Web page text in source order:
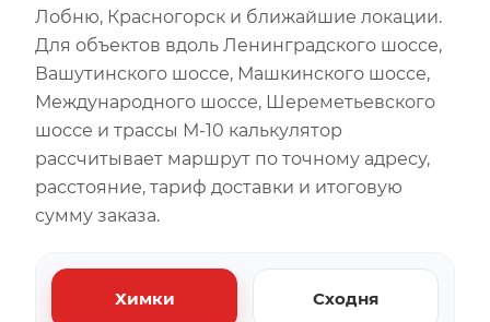
Лобню, Красногорск и ближайшие локации.
Для объектов вдоль Ленинградского шоссе,
Вашутинского шоссе, Машкинского шоссе,
Международного шоссе, Шереметьевского
шоссе и трассы М-10 калькулятор
рассчитывает маршрут по точному адресу,
расстояние, тариф доставки и итоговую
сумму заказа.
Химки Сходня